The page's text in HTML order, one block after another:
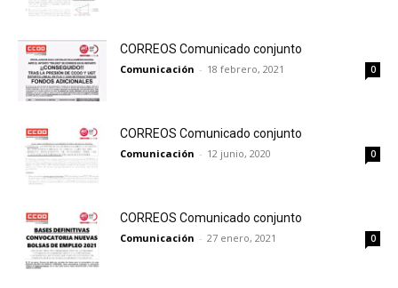
CORREOS Comunicado conjunto
Comunicación - 18 febrero, 2021 0
CORREOS Comunicado conjunto
Comunicación - 12 junio, 2020 0
CORREOS Comunicado conjunto
Comunicación - 27 enero, 2021 0